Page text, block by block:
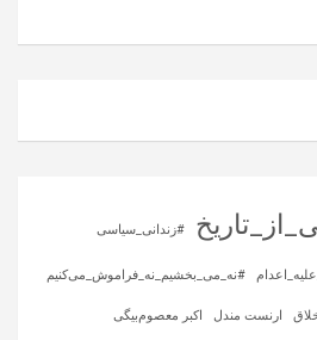
#زندانی_سیاسی
#نه_می_بخشیم_نه_فراموش_می‌کنیم
ارنست مندل اکبر معصوم‌بیگی